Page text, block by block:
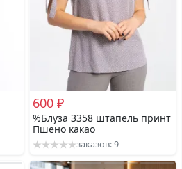
600 ₽
%Блуза 3358 штапель принт
Пшено какао
заказов: 9